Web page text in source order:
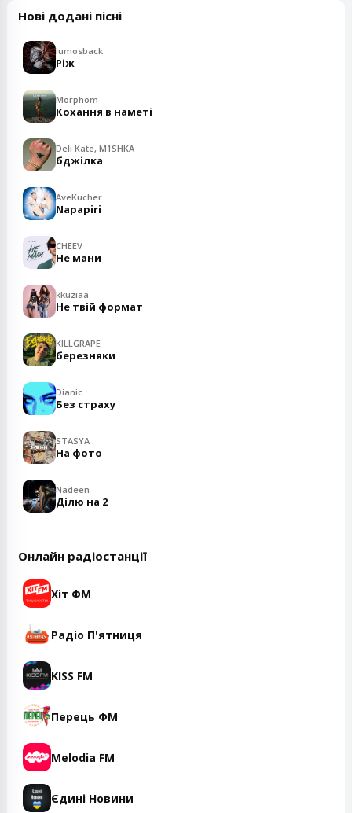
Нові додані пісні
lumosback
Ріж
Morphom
Кохання в наметі
Deli Kate, M1SHKA
бджілка
AveKucher
Napapiri
CHEEV
Не мани
kkuziaa
Не твій формат
KILLGRAPE
березняки
Dianic
Без страху
STASYA
На фото
Nadeen
Ділю на 2
Онлайн радіостанції
Хіт ФМ
Радіо П'ятниця
KISS FM
Перець ФМ
Melodia FM
Єдині Новини